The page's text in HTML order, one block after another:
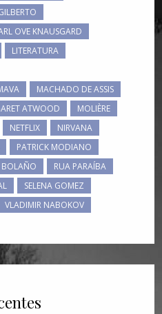
OVE KNAUSGARD
LITERATURA
MACHADO DE ASSIS
ATWOOD
MOLIÈRE
NETFLIX
NIRVANA
PATRICK MODIANO
BOLAÑO
RUA PARAÍBA
SELENA GOMEZ
VLADIMIR NABOKOV